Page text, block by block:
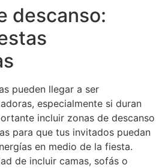
descanso:
pueden llegar a ser
especialmente si duran
incluir zonas de descanso
para que tus invitados puedan
en medio de la fiesta.
de incluir camas, sofás o